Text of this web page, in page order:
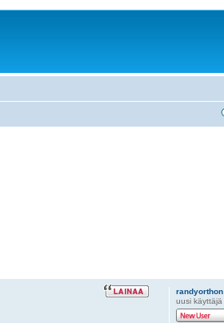
randyorthon
uusi käyttäjä